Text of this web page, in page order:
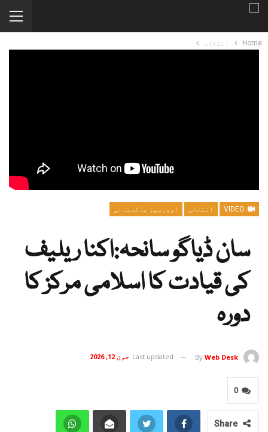
Home انتخاب
انتخاب اوورسیز پاکستانی
سان ڈیاگو سانحہ:اکنا ریلیف
کی قیادت کا اسلامی مرکز کا
دورہ
By Web Desk
Last updated جون 12, 2026
0
Share